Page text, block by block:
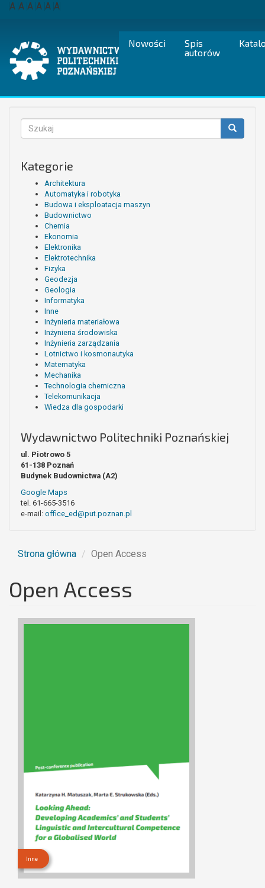
Przejdź
A A A A A A
Nowości
Spis
autorów
Formularz
wyszukiwania
Kategorie
Architektura
Automatyka i robotyka
Budowa i eksploatacja maszyn
Budownictwo
Chemia
Ekonomia
Elektronika
Elektrotechnika
Fizyka
Geodezja
Geologia
Informatyka
Inne
Inżynieria materiałowa
Inżynieria środowiska
Inżynieria zarządzania
Lotnictwo i kosmonautyka
Matematyka
Mechanika
Technologia chemiczna
Telekomunikacja
Wiedza dla gospodarki
Wydawnictwo Politechniki Poznańskiej
ul. Piotrowo 5
61-138 Poznań
Budynek Budownictwa (A2)
Google Maps
tel. 61-665-3516
e-mail: office_ed@put.poznan.pl
Strona główna Open Access
Open Access
Inne